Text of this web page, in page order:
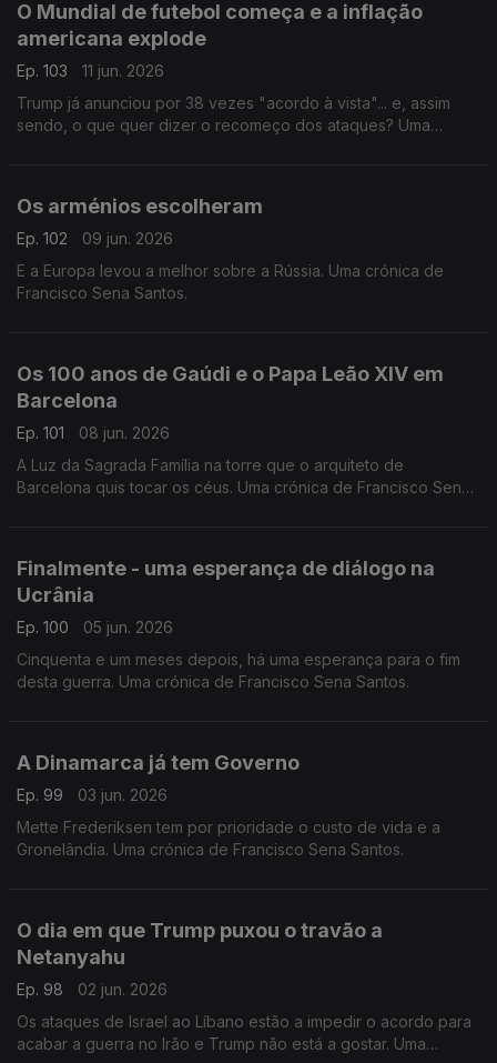
O Mundial de futebol começa e a inflação
americana explode
Ep. 103
11 jun. 2026
Trump já anunciou por 38 vezes "acordo à vista"... e, assim
sendo, o que quer dizer o recomeço dos ataques? Uma
Os arménios escolheram
Ep. 102
09 jun. 2026
E a Europa levou a melhor sobre a Rússia. Uma crónica de
Francisco Sena Santos.
Os 100 anos de Gaúdi e o Papa Leão XIV em
Barcelona
Ep. 101
08 jun. 2026
A Luz da Sagrada Família na torre que o arquiteto de
Barcelona quis tocar os céus. Uma crónica de Francisco Sena
Finalmente - uma esperança de diálogo na
Ucrânia
Ep. 100
05 jun. 2026
Cinquenta e um meses depois, há uma esperança para o fim
desta guerra. Uma crónica de Francisco Sena Santos.
A Dinamarca já tem Governo
Ep. 99
03 jun. 2026
Mette Frederiksen tem por prioridade o custo de vida e a
Gronelândia. Uma crónica de Francisco Sena Santos.
O dia em que Trump puxou o travão a
Netanyahu
Ep. 98
02 jun. 2026
Os ataques de Israel ao Líbano estão a impedir o acordo para
acabar a guerra no Irão e Trump não está a gostar. Uma